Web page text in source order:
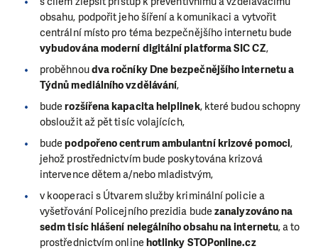
obsahu, podpořit jeho šíření a komunikaci a vytvořit
centrální místo pro téma bezpečnějšího internetu bude
vybudována moderní digitální platforma SIC CZ,
proběhnoudva ročníky Dne bezpečnějšího internetu a
Týdnů mediálního vzdělávání,
buderozšířena kapacita helplinek, které budou schopny
obsloužit až pět tisíc volajících,
budepodpořeno centrum ambulantní krizové pomoci,
jehož prostřednictvím bude poskytována krizová
intervence dětem a/nebo mladistvým,
v kooperaci s Útvarem služby kriminální policie a
vyšetřování Policejního prezidia budezanalyzováno na
sedm tisíc hlášení nelegálního obsahu na internetu, a to
prostřednictvím online hotlinky STOPonline.cz